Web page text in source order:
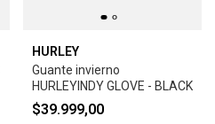
HURLEY
Guante invierno
HURLEYINDY GLOVE - BLACK
$39.999,00